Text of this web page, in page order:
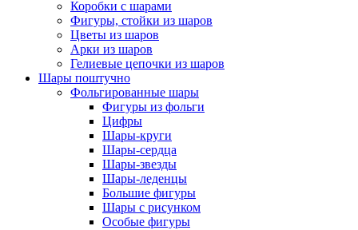
Коробки с шарами
Фигуры, стойки из шаров
Цветы из шаров
Арки из шаров
Гелиевые цепочки из шаров
Шары поштучно
Фольгированные шары
Фигуры из фольги
Цифры
Шары-круги
Шары-сердца
Шары-звезды
Шары-леденцы
Большие фигуры
Шары с рисунком
Особые фигуры